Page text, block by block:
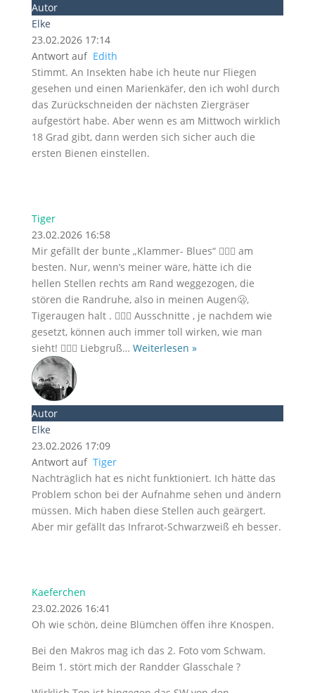
Autor
Elke
23.02.2026 17:14
Antwort auf Edith
Stimmt. An Insekten habe ich heute nur Fliegen
gesehen und einen Marienkäfer, den ich wohl durch
das Zurückschneiden der nächsten Ziergräser
aufgestört habe. Aber wenn es am Mittwoch wirklich
18 Grad gibt, dann werden sich sicher auch die
ersten Bienen einstellen.
Tiger
23.02.2026 16:58
Mir gefällt der bunte „Klammer- Blues“ 👌🏻😅 am
besten. Nur, wenn’s meiner wäre, hätte ich die
hellen Stellen rechts am Rand weggezogen, die
stören die Randruhe, also in meinen Augen🫢,
Tigeraugen halt . 🤷🏻‍♀️ Ausschnitte , je nachdem wie
gesetzt, können auch immer toll wirken, wie man
sieht! 👍🏻😍 Liebgruß… Weiterlesen »
Autor
Elke
23.02.2026 17:09
Antwort auf Tiger
Nachträglich hat es nicht funktioniert. Ich hätte das
Problem schon bei der Aufnahme sehen und ändern
müssen. Mich haben diese Stellen auch geärgert.
Aber mir gefällt das Infrarot-Schwarzweiß eh besser.
Kaeferchen
23.02.2026 16:41
Oh wie schön, deine Blümchen öffen ihre Knospen.
Bei den Makros mag ich das 2. Foto vom Schwam.
Beim 1. stört mich der Randder Glasschale ?